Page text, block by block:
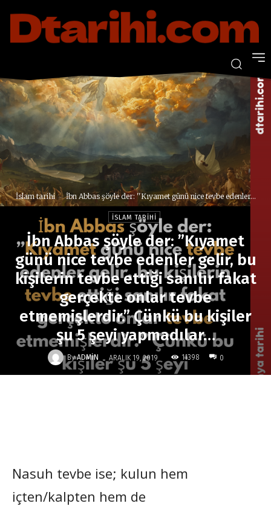
İslam tarihi İbn Abbas şöyle der: ''Kıyamet günü nice tevbe edenler...
İSLAM TARIHI
İbn Abbas şöyle der: ”Kıyamet
günü nice tevbe edenler gelir, bu
kişilerin tevbe ettiği sanılır fakat
gerçekte onlar tevbe
etmemişlerdir.” Çünkü bu kişiler
şu 5 şeyi yapmadılar…
By ADMIN - ARALIK 19, 2019 11398 0
Nasuh tevbe ise; kulun hem
içten/kalpten hem de